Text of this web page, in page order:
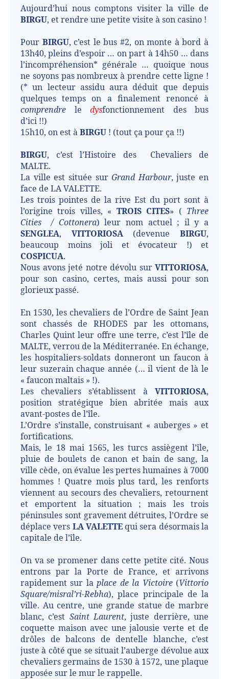
Aujourd’hui nous comptons visiter la ville de
BIRGU, et rendre une petite visite à son casino !
Pour BIRGU, c’est le bus #2, on monte à bord à
13h40, pleins d’espoir … on part à 14h50 … dans
l’incompréhension* générale … quoique nous
ne soyons pas nombreux à prendre cette ligne !
(* un lecteur assidu aura déduit que depuis
quelques temps on a finalement renoncé à
comprendre le dysfonctionnement des bus
d’ici !!)
15h10, on est àBIRGU ! (tout ça pour ça !!)
BIRGU, c’est l’Histoire des
Chevaliers de
MALTE.
La ville est située surGrand Harbour, juste en
face de LA VALETTE.
Les trois pointes de la rive Est du port sont à
l’origine trois villes, « TROIS CITES» ( Three
Cities / Cottonera) leur nom actuel ; il y a
SENGLEA, VITTORIOSA(devenueBIRGU,
beaucoup moins joli et évocateur !) et
COSPICUA.
Nous avons jeté notre dévolu sur VITTORIOSA,
pour son casino, certes, mais aussi pour son
glorieux passé.
En 1530, les chevaliers de l’Ordre de Saint Jean
sont chassés de RHODES par les ottomans,
Charles Quint leur offre une terre, c’est l’île de
MALTE, verrou de la Méditerranée. En échange,
les hospitaliers-soldats donneront un faucon à
leur suzerain chaque année (… il vient de là le
« faucon maltais » !).
Les chevaliers s’établissent à VITTORIOSA,
position stratégique bien abritée mais aux
avant-postes de l’île.
L’Ordre s’installe, construisant « auberges » et
fortifications.
Mais, le 18 mai 1565, les turcs assiègent l’île,
pluie de boulets de canon et bain de sang, la
ville cède, on évalue les pertes humaines à 7000
hommes ! Quatre mois plus tard, les renforts
viennent au secours des chevaliers, retournent
et emportent la situation ; mais les trois
péninsules sont gravement détruites, l’Ordre se
déplace vers LA VALETTEqui sera désormais la
capitale de l’île.
On va se promener dans cette petite cité. Nous
entrons par la Porte de France, et arrivons
rapidement sur laplace de la Victoire(Vittorio
Square/misral’ri-Rebha), place principale de la
ville. Au centre, une grande statue de marbre
blanc, c’est Saint Laurent, juste derrière, une
coquette maison avec une jalousie verte et de
drôles de balcons de dentelle blanche, c’est
juste à côté que se situait l’auberge dévolue aux
chevaliers germains de 1530 à 1572, une plaque
apposée sur le mur le rappelle.